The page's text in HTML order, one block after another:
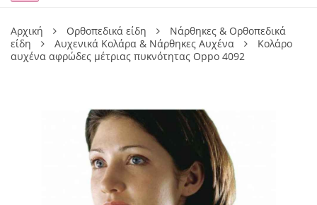
Αρχική Ορθοπεδικά είδη
Νάρθηκες & Ορθοπεδικά
είδη
Αυχενικά Κολάρα & Νάρθηκες Αυχένα
Κολάρο
αυχένα αφρώδες μέτριας πυκνότητας Oppo 4092